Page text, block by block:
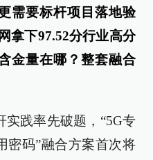
需要标杆项目落地验
拿下97.52分行业高分
金量在哪？整套融合
实践率先破题，“5G专
密码”融合方案首次将